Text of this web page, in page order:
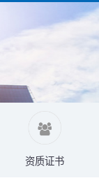
资质证书